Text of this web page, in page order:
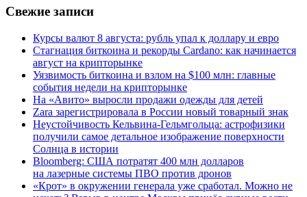
Свежие записи
Курсы валют 8 августа: рубль упал к доллару и евро
Стагнация биткоина и рекорды Cardano: как начинается
август на крипторынке
Уязвимость биткоина и взлом на $100 млн: главные
события недели на крипторынке
На «Авито» выросли продажи одежды для детей
Zara зарегистрировала в России новый товарный знак
Неустойчивость Кельвина-Гельмгольца: астрофизики
получили самое детальное изображение поверхности
Солнца в истории
Bloomberg: США потратят 400 млн долларов
на лазерные системы ПВО против дронов
«Крот» в окружении генерала уже сработал. Можно не